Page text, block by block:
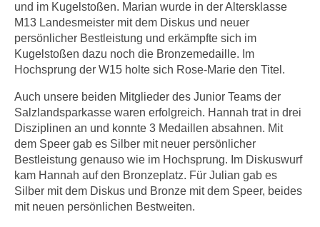
und im Kugelstoßen. Marian wurde in der Altersklasse
M13 Landesmeister mit dem Diskus und neuer
persönlicher Bestleistung und erkämpfte sich im
Kugelstoßen dazu noch die Bronzemedaille. Im
Hochsprung der W15 holte sich Rose-Marie den Titel.
Auch unsere beiden Mitglieder des Junior Teams der
Salzlandsparkasse waren erfolgreich. Hannah trat in drei
Disziplinen an und konnte 3 Medaillen absahnen. Mit
dem Speer gab es Silber mit neuer persönlicher
Bestleistung genauso wie im Hochsprung. Im Diskuswurf
kam Hannah auf den Bronzeplatz. Für Julian gab es
Silber mit dem Diskus und Bronze mit dem Speer, beides
mit neuen persönlichen Bestweiten.